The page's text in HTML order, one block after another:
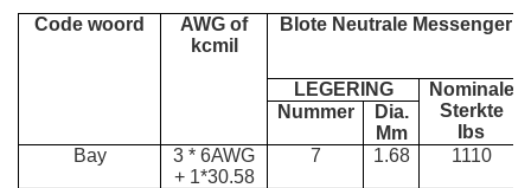
Code woord
AWG of
kcmil
Blote Neutrale Messenger
LEGERING
Nominale
Sterkte
Ibs
Nummer
Dia.
Mm
Bay
3 * 6AWG
+ 1*30.58
7 1.68 1110